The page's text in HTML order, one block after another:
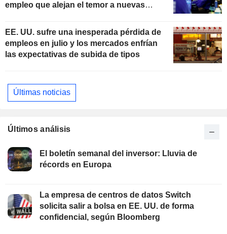
empleo que alejan el temor a nuevas
EE. UU. sufre una inesperada pérdida de
empleos en julio y los mercados enfrían
las expectativas de subida de tipos
Últimas noticias
Últimos análisis
El boletín semanal del inversor: Lluvia de
récords en Europa
La empresa de centros de datos Switch
solicita salir a bolsa en EE. UU. de forma
confidencial, según Bloomberg